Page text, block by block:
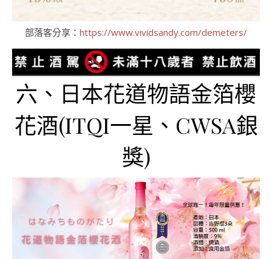
部落客分享： https://www.vividsandy.com/demeters/
六、日本花道物語金箔櫻
花酒(ITQI一星、CWSA銀
獎)